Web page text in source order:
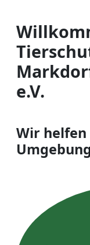
e.V.
Wir